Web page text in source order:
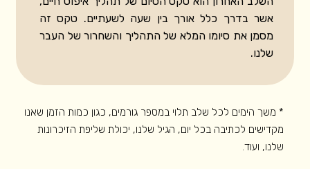
אשר בדרך כלל אורך בין שעה לשעתיים. טקס זה
מסמן את סיומו המלא של התהליך והשחרור של העבר
שלנו.
* משך הימים לכל שלב תלוי במספר גורמים, כגון כמות הזמן שאנו
מקדישים לכתיבה בכל יום, הגיל שלנו, יכולת שליפת הזיכרונות
שלנו, ועוד.